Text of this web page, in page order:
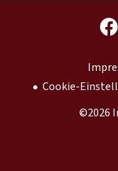
Cookie-
©2026